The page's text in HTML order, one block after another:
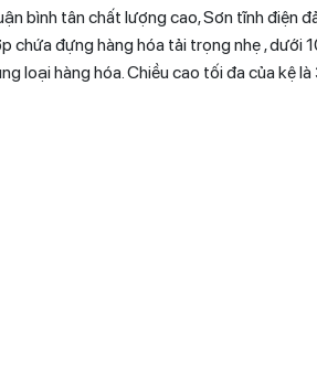
bình tân chất lượng cao, Sơn tĩnh điện
chứa đựng hàng hóa tải trọng nhẹ , dưới
loại hàng hóa. Chiều cao tối đa của kệ